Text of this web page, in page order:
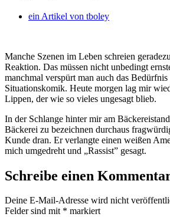
ein Artikel von tboley
Manche Szenen im Leben schreien
Reaktion. Das müssen nicht unbedingt
manchmal verspürt man auch das
Situationskomik. Heute morgen lag mir
Lippen, der wie so vieles ungesagt blieb.
In der Schlange hinter mir am
Bäckerei zu bezeichnen durchaus
Kunde dran. Er verlangte einen weißen
mich umgedreht und „Rassist” gesagt.
Schreibe einen
Deine E-Mail-Adresse wird nicht
Felder sind mit * markiert